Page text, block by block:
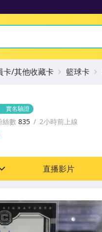
實名驗證
絲數 835
2小時前上線
直播影片
卡/其他收藏卡 籃球卡